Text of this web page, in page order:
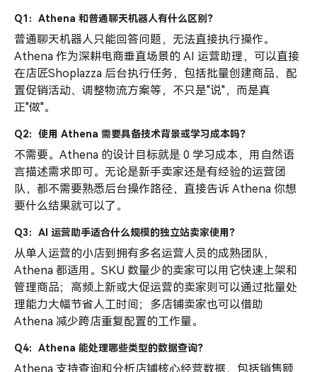
Q1：Athena 和普通聊天机器人有什么区别？
普通聊天机器人只能回答问题，无法直接执行操作。
Athena 作为深耕电商垂直场景的 AI 运营助理，可以直接
在店匠Shoplazza 后台执行任务，包括批量创建商品、配
置促销活动、调整物流方案等，不只是"说"，而是真
正"做"。
Q2：使用 Athena 需要具备技术背景或学习成本吗？
不需要。Athena 的设计目标就是 0 学习成本，用自然语
言描述需求即可。无论是新手卖家还是有经验的运营团
队，都不需要熟悉后台操作路径，直接告诉 Athena 你想
要什么结果就可以了。
Q3：AI 运营助手适合什么规模的独立站卖家使用？
从单人运营的小店到拥有多名运营人员的成熟团队，
Athena 都适用。SKU 数量少的卖家可以用它快速上架和
管理商品；高频上新或大促运营的卖家则可以通过批量处
理能力大幅节省人工时间；多店铺卖家也可以借助
Athena 减少跨店重复配置的工作量。
Q4：Athena 能处理哪些类型的数据查询？
Athena 支持查询和分析店铺核心经营数据，包括销售额